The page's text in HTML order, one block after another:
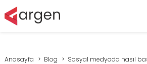
Anasayfa Blog Sosyal medyada nasıl